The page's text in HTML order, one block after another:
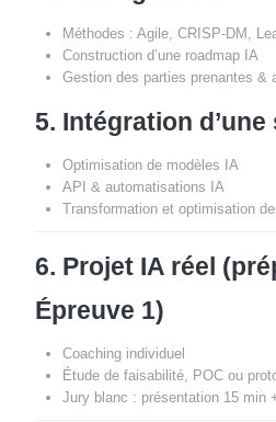
Méthodes : Agile, CRISP-DM,
Construction d’une roadmap IA
Gestion des parties prenantes &
5. Intégration
Optimisation de modèles IA
API & automatisations IA
Transformation et optimisation
6. Projet IA réel
Épreuve 1)
Coaching individuel
Étude de faisabilité, POC ou
Jury blanc : présentation 15 min